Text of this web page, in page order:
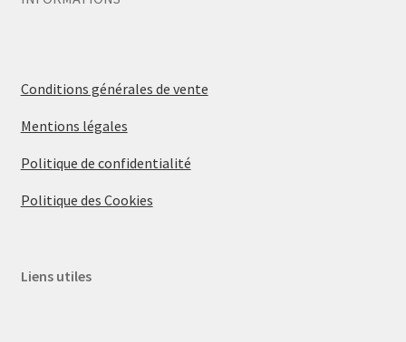
Conditions générales de vente
Mentions légales
Politique de confidentialité
Politique des Cookies
Liens utiles